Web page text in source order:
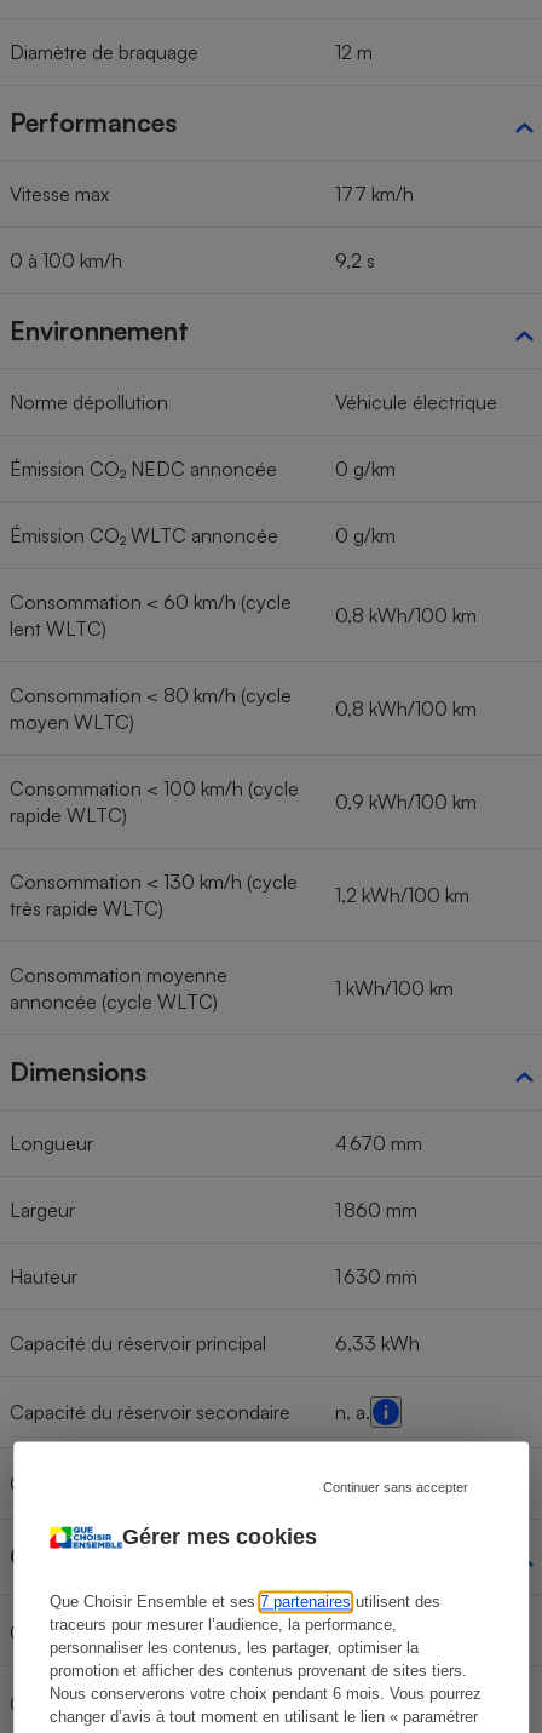
Gérer mes cookies
Que Choisir Ensemble et ses7 partenaires utilisent des
traceurs pour mesurer l’audience, la performance,
personnaliser les contenus, les partager, optimiser la
promotion et afficher des contenus provenant de sites tiers.
Nous conserverons votre choix pendant 6 mois. Vous pourrez
changer d’avis à tout moment en utilisant le lien « paramétrer
Continuer sans accepter
Diamètre de braquage 12 m
Performances
Vitesse max 177 km/h
0 à 100 km/h 9,2 s
Environnement
Norme dépollution Véhicule électrique
Émission CO₂ NEDC annoncée 0 g/km
Émission CO₂ WLTC annoncée 0 g/km
Consommation < 60 km/h (cycle
lent WLTC)
0,8 kWh/100 km
Consommation < 80 km/h (cycle
moyen WLTC)
0,8 kWh/100 km
Consommation < 100 km/h (cycle
rapide WLTC)
0,9 kWh/100 km
Consommation < 130 km/h (cycle
très rapide WLTC)
1,2 kWh/100 km
Consommation moyenne
annoncée (cycle WLTC)
1 kWh/100 km
Dimensions
Longueur 4 670 mm
Largeur 1 860 mm
Hauteur 1 630 mm
Capacité du réservoir principal 6,33 kWh
Capacité du réservoir secondaire n. a.
Capacité brute de la batterie
Chargement
Charge maxi toit 100 kg
Charge d'appui vertical